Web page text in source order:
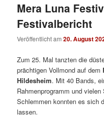
Mera Luna
Festivalbericht
Veröffentlicht am20. August
Zum 25. Mal tanzten die
prächtigen Vollmond auf dem
Hildesheim. Mit 40 Bands,
Rahmenprogramm und
Schlemmen konnten es sich
lassen.